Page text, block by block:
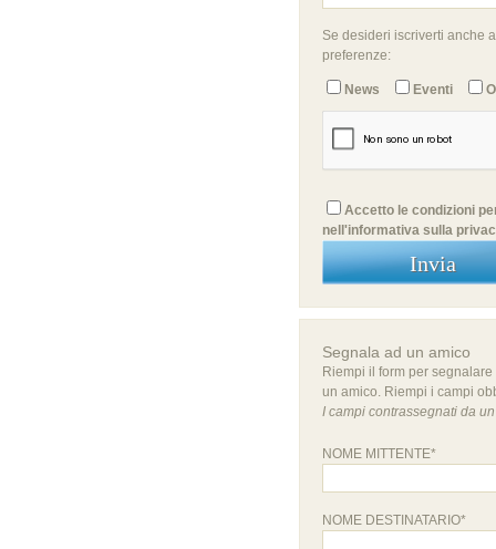
Se desideri iscriverti anche
preferenze:
News Eventi
Accetto le condizioni
nell'informativa sulla
Segnala ad un amico
Riempi il form per
un amico. Riempi i campi
I campi contrassegnati da
NOME MITTENTE*
NOME DESTINATARIO*